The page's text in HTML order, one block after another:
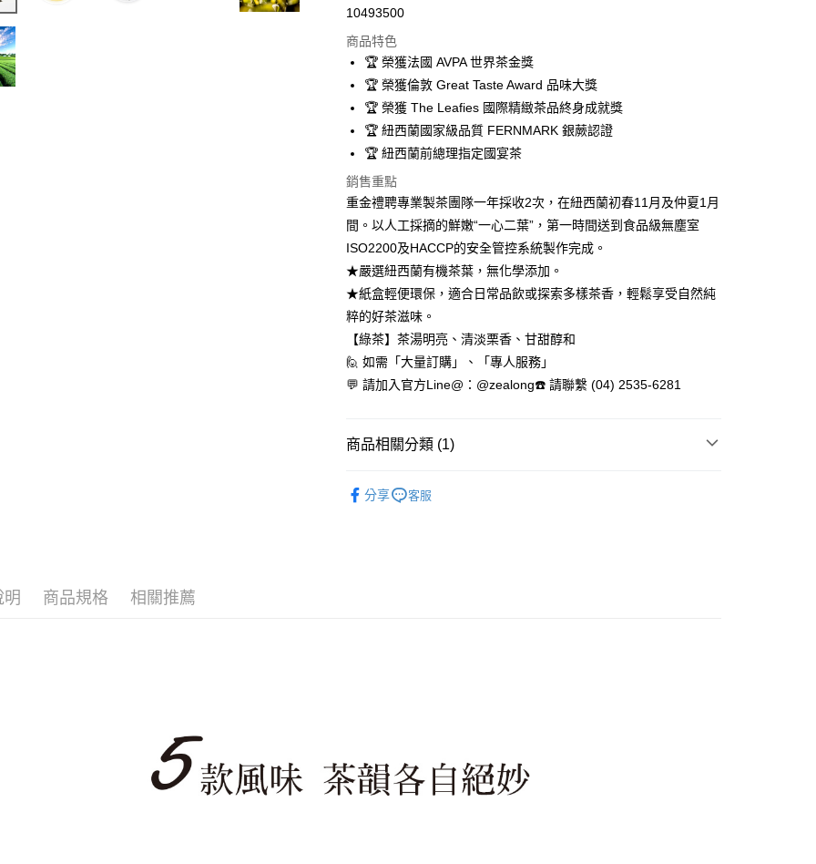
ATM付款
運送方式
全家取貨付款
每筆NT$100，滿NT$3,000(含以上)免運費
7-11取貨付款
每筆NT$100，滿NT$3,000(含以上)免運費
宅配
每筆NT$100，滿NT$3,000(含以上)免運費
離島
每筆NT$150
10493500
商品特色
🏆 榮獲法國 AVPA 世界茶金獎
🏆 榮獲倫敦 Great Taste Award 品味大獎
🏆 榮獲 The Leafies 國際精緻茶品終身成就獎
🏆 紐西蘭國家級品質 FERNMARK 銀蕨認證
🏆 紐西蘭前總理指定國宴茶
銷售重點
重金禮聘專業製茶團隊一年採收2次，在紐西蘭初春11月及仲夏1月
間。以人工採摘的鮮嫩“一心二葉”，第一時間送到食品級無塵室
ISO2200及HACCP的安全管控系統製作完成。
★嚴選紐西蘭有機茶葉，無化學添加。
★紙盒輕便環保，適合日常品飲或探索多樣茶香，輕鬆享受自然純
粹的好茶滋味。
【綠茶】茶湯明亮、清淡栗香、甘甜醇和
🙋 如需「大量訂購」、「專人服務」
💬 請加入官方Line@：@zealong☎️ 請聯繫 (04) 2535-6281
商品相關分類 (1)
分享
客服
明 商品規格 相關推薦